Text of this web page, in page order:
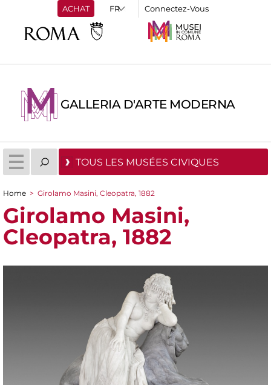
ACHAT Connectez-Vous
GALLERIA D'ARTE MODERNA
TOUS LES MUSÉES CIVIQUES
You are here
Home > Girolamo Masini, Cleopatra, 1882
Girolamo Masini,
Cleopatra, 1882